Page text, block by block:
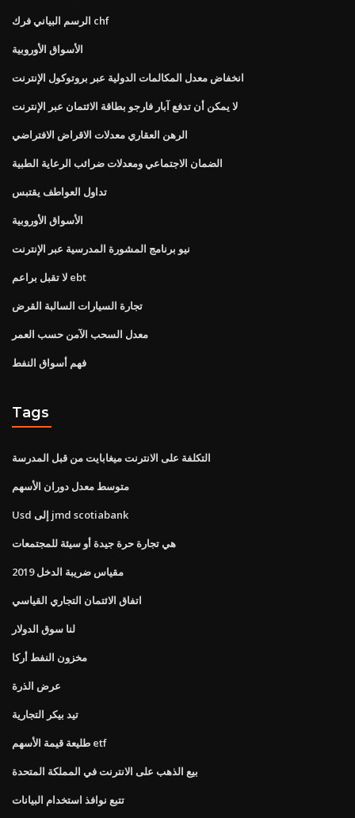
الرسم البياني فرك chf
الأسواق الأوروبية
انخفاض معدل المكالمات الدولية عبر بروتوكول الإنترنت
لا يمكن أن تدفع آبار فارجو بطاقة الائتمان عبر الإنترنت
الرهن العقاري معدلات الاقراض الافتراضي
الضمان الاجتماعي ومعدلات ضرائب الرعاية الطبية
تداول العواطف يقتبس
الأسواق الأوروبية
نيو برنامج المشورة المدرسية عبر الإنترنت
لا تقبل براعم ebt
تجارة السيارات السالبة القرض
معدل السحب الآمن حسب العمر
فهم أسواق النفط
Tags
التكلفة على الانترنت ميغابايت من قبل المدرسة
متوسط ​​معدل دوران الأسهم
Usd إلى jmd scotiabank
هي تجارة حرة جيدة أو سيئة للمجتمعات
مقياس ضريبة الدخل 2019
اتفاق الائتمان التجاري القياسي
لنا سوق الدولار
مخزون النفط أركا
عرض الذرة
تيد بيكر التجارية
طليعة قيمة الأسهم etf
بيع الذهب على الانترنت في المملكة المتحدة
تتبع نوافذ استخدام البيانات